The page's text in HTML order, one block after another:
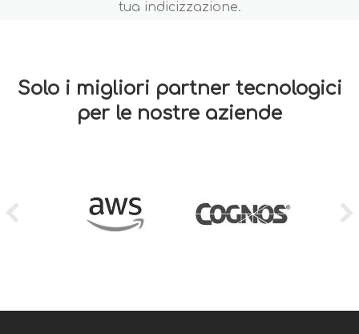
tua indicizzazione.
Solo i migliori partner tecnologici
per le nostre aziende